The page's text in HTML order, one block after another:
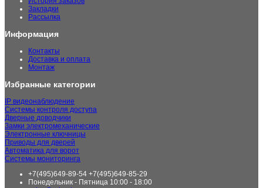
Закладки
Рассылка
Информация
Контакты
Доставка и оплата
Монтаж
Избранные категории
IP видеонаблюдение
Системы контроля доступа
Дверные доводчики
Замки электромеханические
Электронные ключницы
Приводы для дверей
Автоматика для ворот
Системы мониторинга
+7(495)649-89-54 +7(495)649-85-29
Понедельник - Пятница 10:00 - 18:00